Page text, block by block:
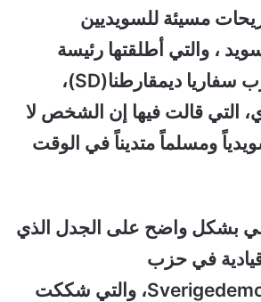
مسيئة للسويديين
، والتي أطلقتها رئيسة
منظمة شباب حزب سفاريا ديمقارطنا(SD)،
التي قالت فيها إن الشخص لا
ومسلماً متديناً في الوقت
بشكل واضح على الجدل الذي
في حزب
Sverigedemokraterna (SD)، والتي شككت